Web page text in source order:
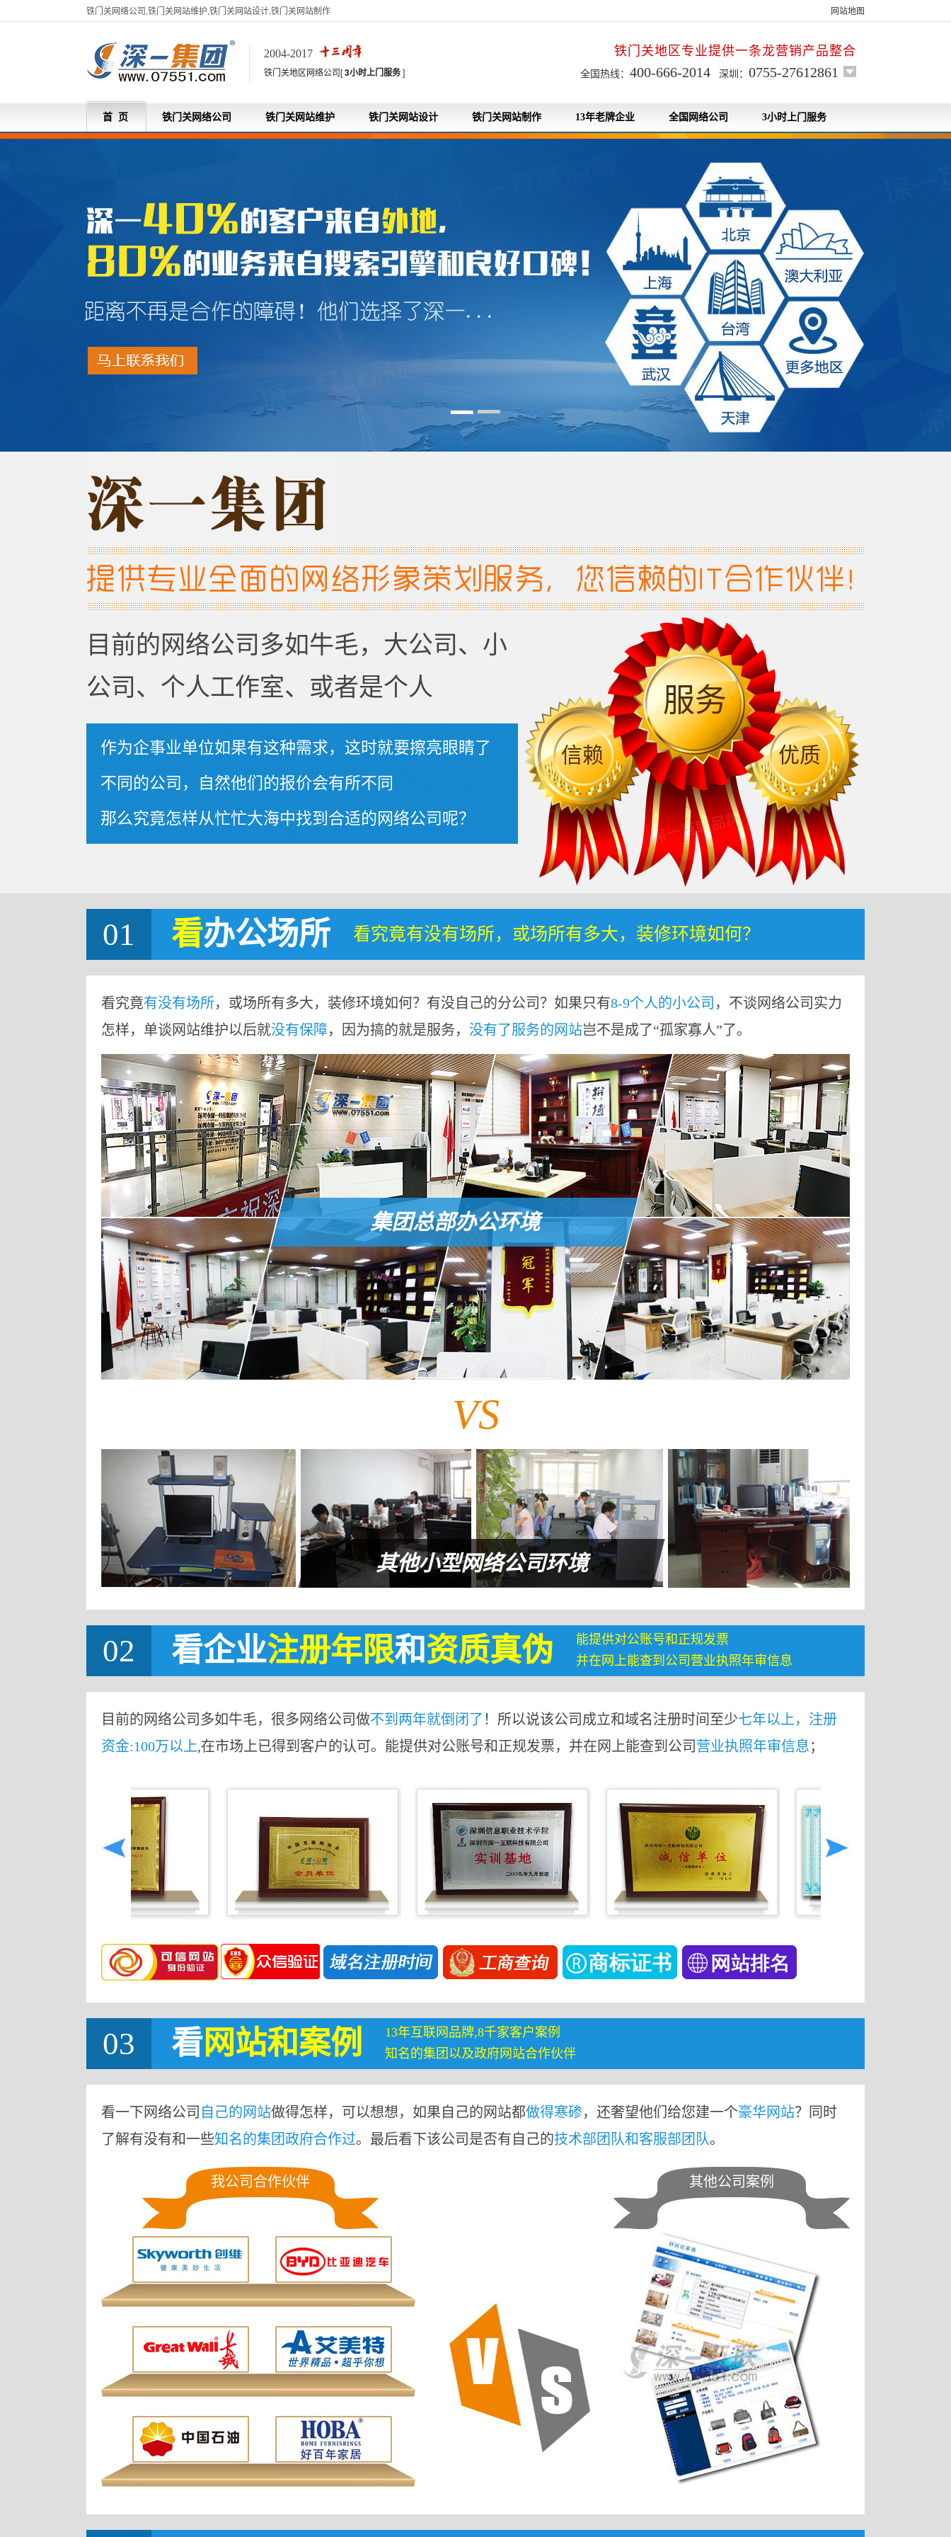
铁门关网络公司,铁门关网站维护,铁门关网站设计,铁门关网站制作 网站地图
2004-2017
铁门关地区网络公司[3小时上门服务]
铁门关地区专业提供一条龙营销产品整合
全国热线： 400-666-2014 深圳： 0755-27612861
首 页 铁门关网络公司 铁门关网站维护 铁门关网站设计 铁门关网站制作 13年老牌企业 全国网络公司 3小时上门服务
目前的网络公司多如牛毛，大公司、小
公司、个人工作室、或者是个人
作为企事业单位如果有这种需求，这时就要擦亮眼睛了
不同的公司，自然他们的报价会有所不同
那么究竟怎样从忙忙大海中找到合适的网络公司呢？
信赖
服务
优质
01 看办公场所 看究竟有没有场所，或场所有多大，装修环境如何？
看究竟有没有场所，或场所有多大，装修环境如何？有没自己的分公司？如果只有8-9个人的小公司 ，不谈网络公司实力
怎样，单谈网站维护以后就没有保障，因为搞的就是服务， 没有了服务的网站岂不是成了“孤家寡人”了。
集团总部办公环境
VS
其他小型网络公司环境
02 看企业注册年限和资质真伪
能提供对公账号和正规发票
并在网上能查到公司营业执照年审信息
目前的网络公司多如牛毛，很多网络公司做不到两年就倒闭了 ！所以说该公司成立和域名注册时间至少七年以上，注册
资金:100万以上,在市场上已得到客户的认可。能提供对公账号和正规发票，并在网上能查到公司 营业执照年审信息；
03 看网站和案例
13年互联网品牌,8千家客户案例
知名的集团以及政府网站合作伙伴
看一下网络公司 自己的网站做得怎样，可以想想，如果自己的网站都做得寒碜，还奢望他们给您建一个豪华网站？同时
了解有没有和一些知名的集团政府合作过。最后看下该公司是否有自己的技术部团队和客服部团队。
我公司合作伙伴 其他公司案例